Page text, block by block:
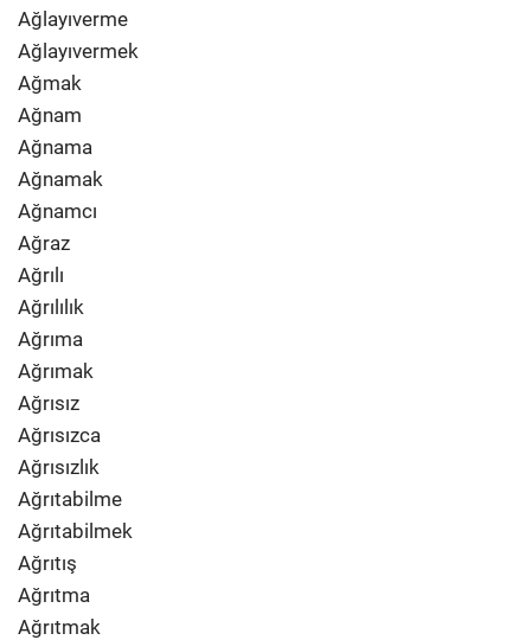
Ağlayıverme
Ağlayıvermek
Ağmak
Ağnam
Ağnama
Ağnamak
Ağnamcı
Ağraz
Ağrılı
Ağrılılık
Ağrıma
Ağrımak
Ağrısız
Ağrısızca
Ağrısızlık
Ağrıtabilme
Ağrıtabilmek
Ağrıtış
Ağrıtma
Ağrıtmak